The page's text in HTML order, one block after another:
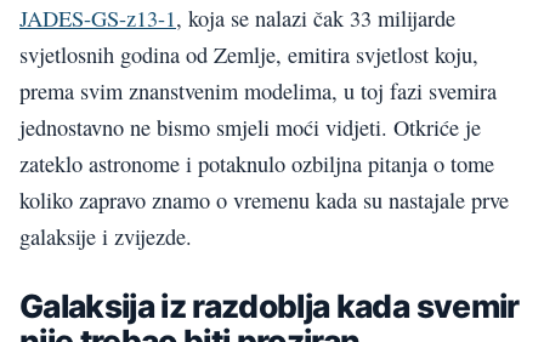
JADES-GS-z13-1, koja se nalazi čak 33 milijarde
svjetlosnih godina od Zemlje, emitira svjetlost koju,
prema svim znanstvenim modelima, u toj fazi svemira
jednostavno ne bismo smjeli moći vidjeti. Otkriće je
zateklo astronome i potaknulo ozbiljna pitanja o tome
koliko zapravo znamo o vremenu kada su nastajale prve
galaksije i zvijezde.
Galaksija iz razdoblja kada svemir